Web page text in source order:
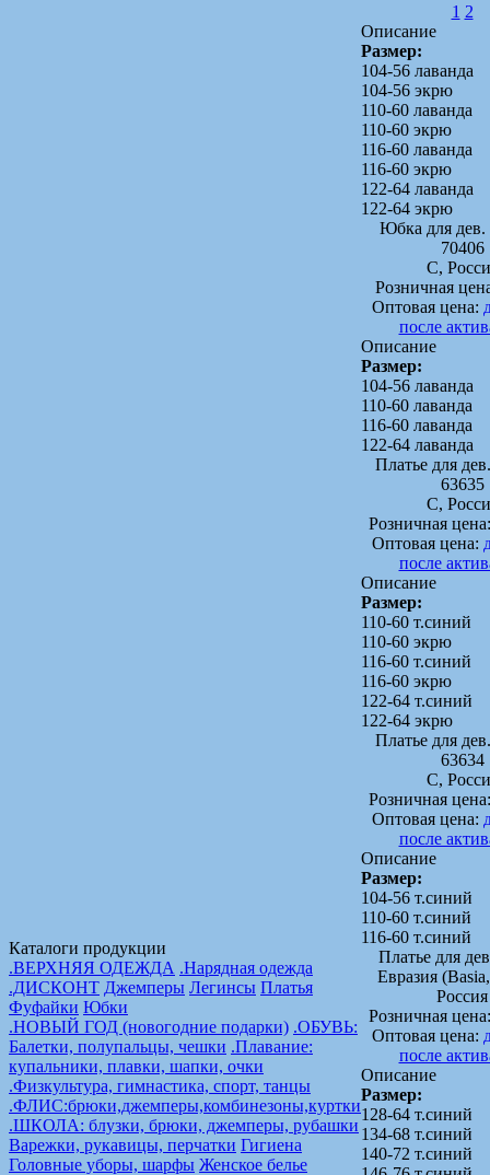
Каталоги продукции
.ВЕРХНЯЯ ОДЕЖДА .Нарядная одежда
.ДИСКОНТ Джемперы Легинсы Платья
Фуфайки Юбки
.НОВЫЙ ГОД (новогодние подарки) .ОБУВЬ:
Балетки, полупальцы, чешки .Плавание:
купальники, плавки, шапки, очки
.Физкультура, гимнастика, спорт, танцы
.ФЛИС:брюки,джемперы,комбинезоны,куртки
.ШКОЛА: блузки, брюки, джемперы, рубашки
Варежки, рукавицы, перчатки Гигиена
Головные уборы, шарфы Женское белье
1 2
Описание
Размер:
104-56 лаванда
104-56 экрю
110-60 лаванда
110-60 экрю
116-60 лаванда
116-60 экрю
122-64 лаванда
122-64 экрю
Юбка для
70406
C,
Розничная
Оптовая цена:
после
Описание
Размер:
104-56 лаванда
110-60 лаванда
116-60 лаванда
122-64 лаванда
Платье для
63635
C,
Розничная
Оптовая цена:
после
Описание
Размер:
110-60 т.синий
110-60 экрю
116-60 т.синий
116-60 экрю
122-64 т.синий
122-64 экрю
Платье для
63634
C,
Розничная
Оптовая цена:
после
Описание
Размер:
104-56 т.синий
110-60 т.синий
116-60 т.синий
Платье для
Евразия
Россия
Розничная
Оптовая цена:
после
Описание
Размер:
128-64 т.синий
134-68 т.синий
140-72 т.синий